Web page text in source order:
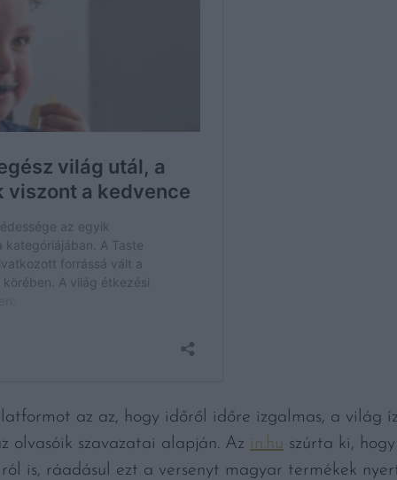
az az, hogy időről időre izgalmas, a világ
olvasóik szavazatai alapján. Az in.hu szúrta ki,
is, ráadásul ezt a versenyt magyar termékek